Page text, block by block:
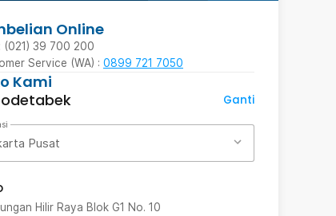
Online
(021) 39 700 200
Service (WA) : 0899 721 7050
Kami
Ganti
Pusat
Hilir Raya Blok G1 No. 10